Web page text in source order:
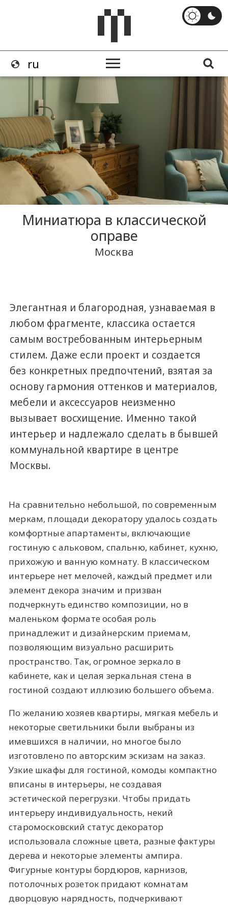
Миниатюра в классической
оправе
Москва
Элегантная и благородная, узнаваемая в
любом фрагменте, классика остается
самым востребованным интерьерным
стилем. Даже если проект и создается
без конкретных предпочтений, взятая за
основу гармония оттенков и материалов,
мебели и аксессуаров неизменно
вызывает восхищение. Именно такой
интерьер и надлежало сделать в бывшей
коммунальной квартире в центре
Москвы.
На сравнительно небольшой, по современным
меркам, площади декоратору удалось создать
комфортные апартаменты, включающие
гостиную с альковом, спальню, кабинет, кухню,
прихожую и ванную комнату. В классическом
интерьере нет мелочей, каждый предмет или
элемент декора значим и призван
подчеркнуть единство композиции, но в
маленьком формате особая роль
принадлежит и дизайнерским приемам,
позволяющим визуально расширить
пространство. Так, огромное зеркало в
кабинете, как и целая зеркальная стена в
гостиной создают иллюзию большего объема.
По желанию хозяев квартиры, мягкая мебель и
некоторые светильники были выбраны из
имевшихся в наличии, но многое было
изготовлено по авторским эскизам на заказ.
Узкие шкафы для гостиной, комоды компактно
вписаны в интерьеры, не создавая
эстетической перегрузки. Чтобы придать
интерьеру индивидуальность, некий
старомосковский статус декоратор
использовала сложные цвета, разные фактуры
дерева и некоторые элементы ампира.
Фигурные контуры бордюров, карнизов,
потолочных розеток придают комнатам
дворцовую нарядность, подчеркивают